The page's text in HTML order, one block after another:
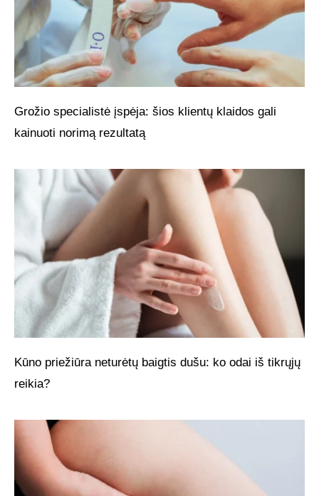
Grožio specialistė įspėja: šios klientų klaidos gali
kainuoti norimą rezultatą
Kūno priežiūra neturėtų baigtis dušu: ko odai iš tikrųjų
reikia?